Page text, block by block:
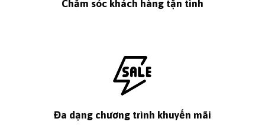
Chăm sóc khách hàng tận tình
Đa dạng chương trình khuyến mãi